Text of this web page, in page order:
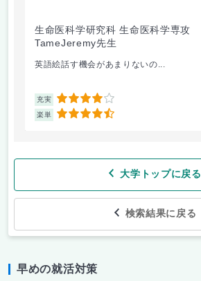
生命医科学研究科 生命医科学専攻
TameJeremy先生
英語絵話す機会があまりないの...
充実 4
楽単 4.5
大学トップに戻る
検索結果に戻る
早めの就活対策